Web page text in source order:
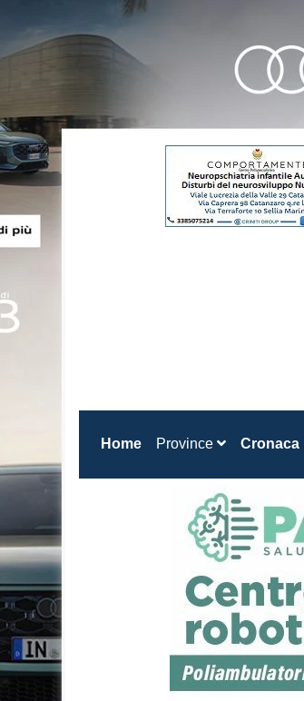
Home(current)
Province Cronaca